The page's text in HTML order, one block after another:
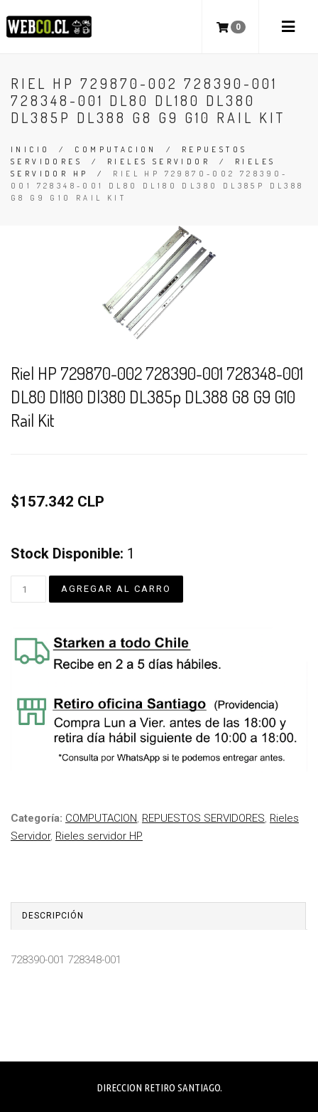
0
RIEL HP 729870-002 728390-001
728348-001 DL80 DL180 DL380
DL385P DL388 G8 G9 G10 RAIL KIT
INICIO / COMPUTACION / REPUESTOS
SERVIDORES
/ RIELES SERVIDOR / RIELES
SERVIDOR HP
/ RIEL HP 729870-002 728390-
001 728348-001 DL80 DL180 DL380 DL385P DL388
G8 G9 G10 RAIL KIT
Riel HP 729870-002 728390-001 728348-001
DL80 Dl180 Dl380 DL385p DL388 G8 G9 G10
Rail Kit
$157.342 CLP
Stock Disponible: 1
Categoría: COMPUTACION, REPUESTOS SERVIDORES, Rieles
Servidor, Rieles servidor HP
DESCRIPCIÓN
728390-001 728348-001
DIRECCION RETIRO SANTIAGO.